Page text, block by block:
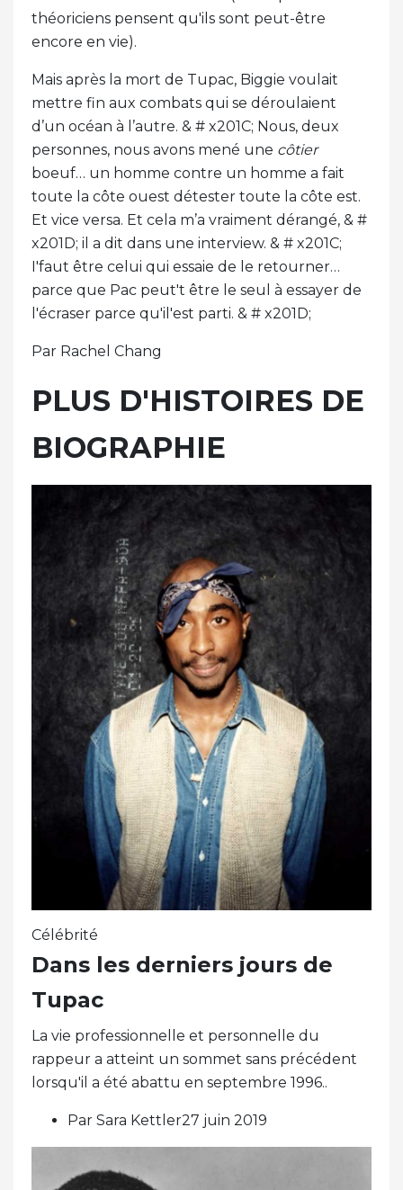
théoriciens pensent qu'ils sont peut-être
encore en vie).
Mais après la mort de Tupac, Biggie voulait
mettre fin aux combats qui se déroulaient
d’un océan à l’autre. & # x201C; Nous, deux
personnes, nous avons mené une côtier
boeuf… un homme contre un homme a fait
toute la côte ouest détester toute la côte est.
Et vice versa. Et cela m’a vraiment dérangé, & #
x201D; il a dit dans une interview. & # x201C;
I'faut être celui qui essaie de le retourner…
parce que Pac peut't être le seul à essayer de
l'écraser parce qu'il'est parti. & # x201D;
Par Rachel Chang
PLUS D'HISTOIRES DE
BIOGRAPHIE
Célébrité
Dans les derniers jours de
Tupac
La vie professionnelle et personnelle du
rappeur a atteint un sommet sans précédent
lorsqu'il a été abattu en septembre 1996..
Par Sara Kettler27 juin 2019